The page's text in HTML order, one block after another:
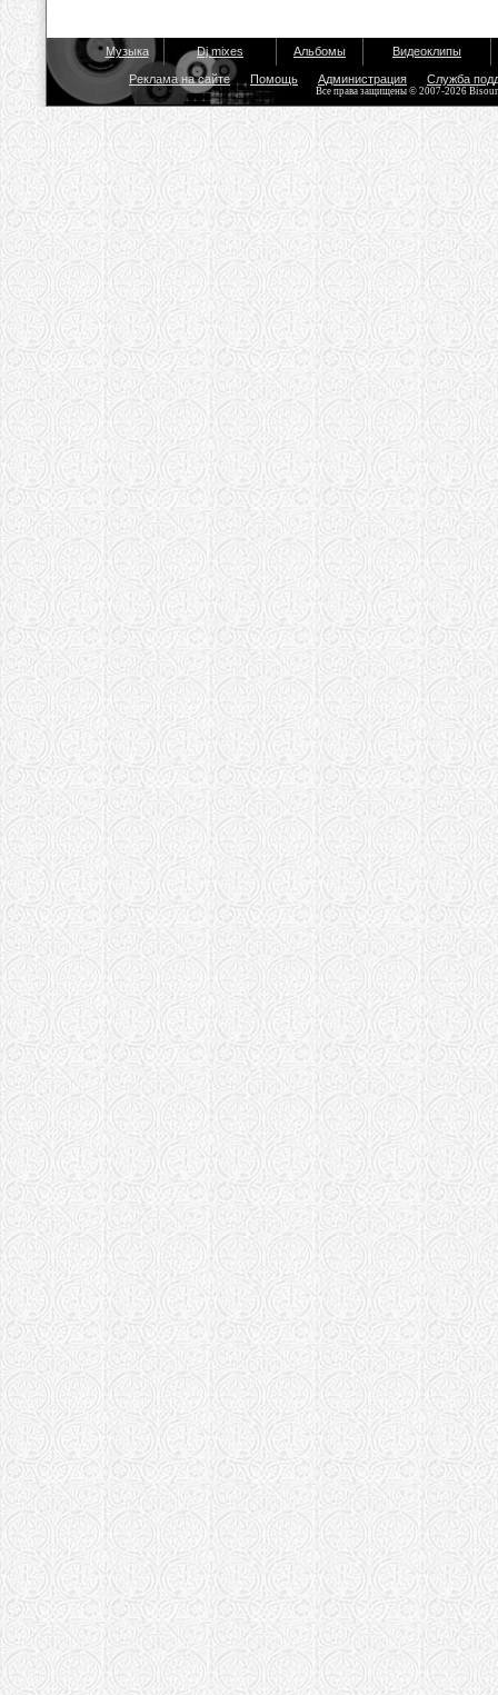
Музыка Dj mixes Альбомы Видеоклипы
Реклама на сайте Помощь Администрация Служба
Все права защищены © 2007-2026